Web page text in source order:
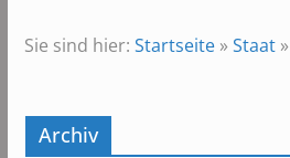
Sie sind hier: Startseite»Staat»
Archiv